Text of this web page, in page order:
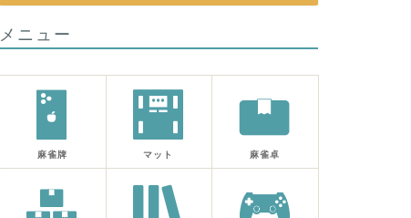
メニュー
麻雀牌 マット 麻雀卓